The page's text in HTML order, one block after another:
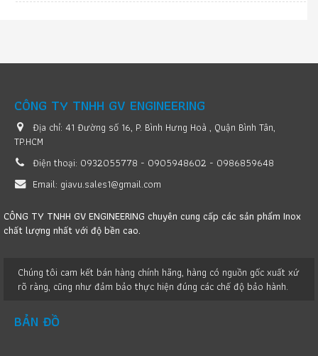
CÔNG TY TNHH GV ENGINEERING
Địa chỉ: 41 Đường số 16, P. Bình Hưng Hoà , Quận Bình Tân,
TP.HCM
Điện thoại: 0932055778 - 0905948602 - 0986859648
Email: giavu.sales1@gmail.com
CÔNG TY TNHH GV ENGINEERING chuyên cung cấp các sản phẩm Inox
chất lượng nhất với độ bền cao.
Chúng tôi cam kết bán hàng chính hãng, hàng có nguồn gốc xuất xứ
rõ ràng, cũng như đảm bảo thực hiện đúng các chế độ bảo hành.
BẢN ĐỒ